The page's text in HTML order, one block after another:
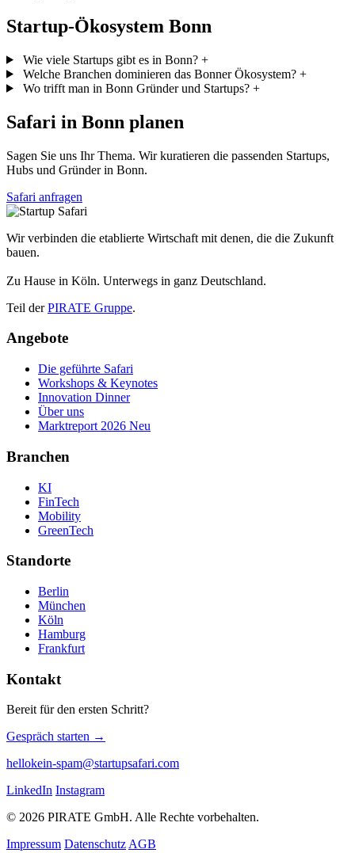
Startup-Ökosystem Bonn
Wie viele Startups gibt es in Bonn? +
Welche Branchen dominieren das Bonner Ökosystem? +
Wo trifft man in Bonn Gründer und Startups? +
Safari in Bonn planen
Sagen Sie uns Ihr Thema. Wir kuratieren die passenden Startups,
Hubs und Gründer in Bonn.
Safari anfragen
Wir verbinden die etablierte Wirtschaft mit denen, die die Zukunft
bauen.
Zu Hause in Köln. Unterwegs in ganz Deutschland.
Teil derPIRATE Gruppe.
Angebote
Die geführte Safari
Workshops & Keynotes
Innovation Dinner
Über uns
Marktreport 2026 Neu
Branchen
KI
FinTech
Mobility
GreenTech
Standorte
Berlin
München
Köln
Hamburg
Frankfurt
Kontakt
Bereit für den ersten Schritt?
Gespräch starten →
hellokein-spam@startupsafari.com
LinkedIn Instagram
© 2026 PIRATE GmbH. Alle Rechte vorbehalten.
Impressum Datenschutz AGB